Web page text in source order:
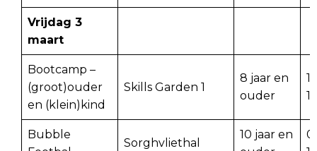
Vrijdag 3
maart
Bootcamp –
(groot)ouder
en (klein)kind
Skills Garden 1
8 jaar en
ouder
Bubble
Sorghvliethal
10 jaar en